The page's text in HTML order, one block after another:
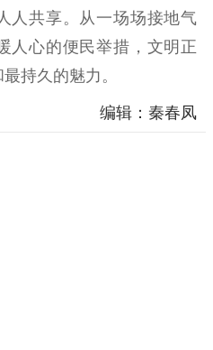
人共享。从一场场接地气
人心的便民举措，文明正
持久的魅力。
编辑：秦春凤